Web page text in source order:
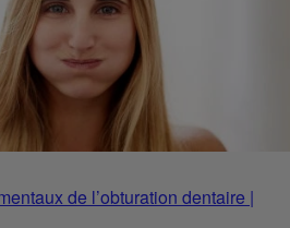
de l’obturation dentaire |